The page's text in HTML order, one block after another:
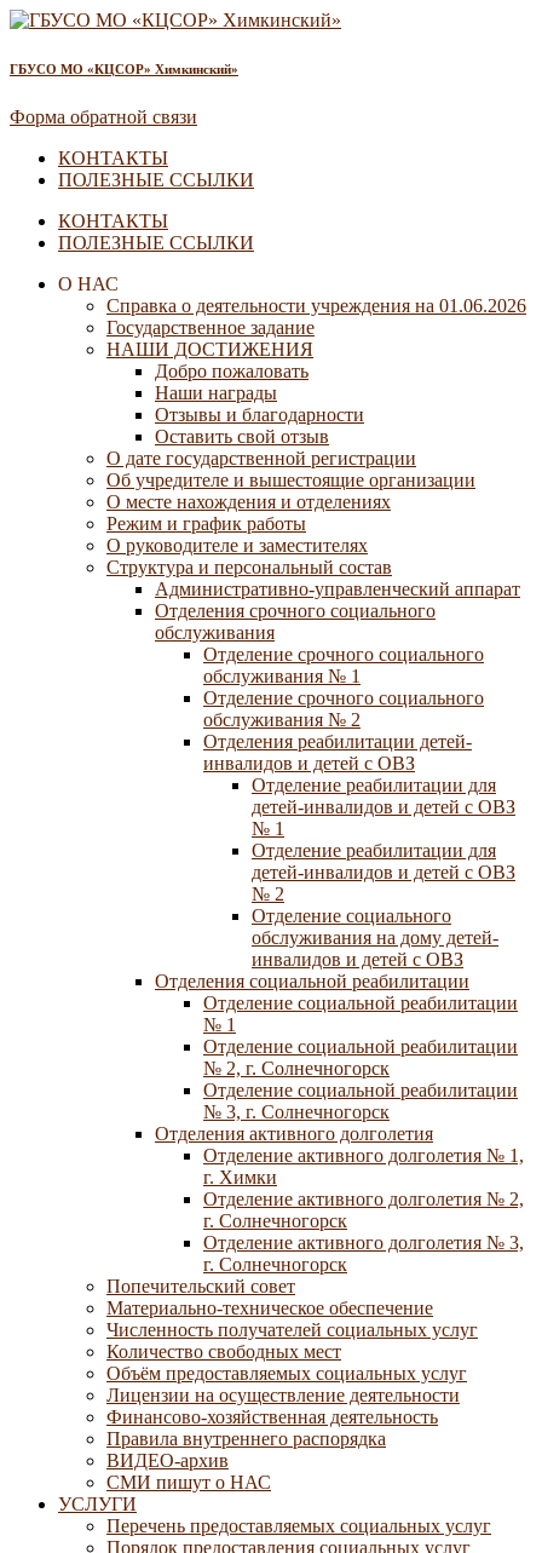
ГБУСО МО «КЦСОР» Химкинский»
Форма обратной связи
КОНТАКТЫ
ПОЛЕЗНЫЕ ССЫЛКИ
КОНТАКТЫ
ПОЛЕЗНЫЕ ССЫЛКИ
О НАС
Справка о деятельности учреждения на 01.06.2026
Государственное задание
НАШИ ДОСТИЖЕНИЯ
Добро пожаловать
Наши награды
Отзывы и благодарности
Оставить свой отзыв
О дате государственной регистрации
Об учредителе и вышестоящие организации
О месте нахождения и отделениях
Режим и график работы
О руководителе и заместителях
Структура и персональный состав
Административно-управленческий аппарат
Отделения срочного социального
обслуживания
Отделение срочного социального
обслуживания № 1
Отделение срочного социального
обслуживания № 2
Отделения реабилитации детей-
инвалидов и детей с ОВЗ
Отделение реабилитации для
детей-инвалидов и детей с ОВЗ
№ 1
Отделение реабилитации для
детей-инвалидов и детей с ОВЗ
№ 2
Отделение социального
обслуживания на дому детей-
инвалидов и детей с ОВЗ
Отделения социальной реабилитации
Отделение социальной реабилитации
№ 1
Отделение социальной реабилитации
№ 2, г. Солнечногорск
Отделение социальной реабилитации
№ 3, г. Солнечногорск
Отделения активного долголетия
Отделение активного долголетия № 1,
г. Химки
Отделение активного долголетия № 2,
г. Солнечногорск
Отделение активного долголетия № 3,
г. Солнечногорск
Попечительский совет
Материально-техническое обеспечение
Численность получателей социальных услуг
Количество свободных мест
Объём предоставляемых социальных услуг
Лицензии на осуществление деятельности
Финансово-хозяйственная деятельность
Правила внутреннего распорядка
ВИДЕО-архив
СМИ пишут о НАС
УСЛУГИ
Перечень предоставляемых социальных услуг
Порядок предоставления социальных услуг